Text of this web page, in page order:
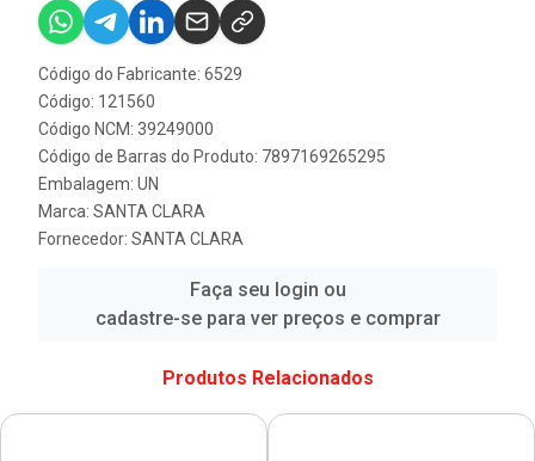
Código do Fabricante: 6529
Código: 121560
Código NCM: 39249000
Código de Barras do Produto: 7897169265295
Embalagem: UN
Marca: SANTA CLARA
Fornecedor: SANTA CLARA
Faça seu login ou
cadastre-se para ver preços e comprar
Produtos Relacionados